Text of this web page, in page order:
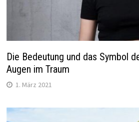
Die Bedeutung und das Symbol
Augen im Traum
1. März 2021